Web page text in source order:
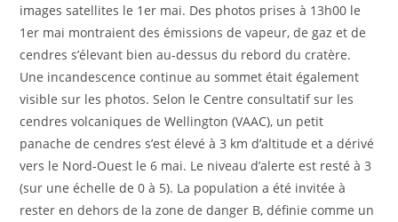
images satellites le 1er mai. Des photos prises à 13h00 le
1er mai montraient des émissions de vapeur, de gaz et de
cendres s’élevant bien au-dessus du rebord du cratère.
Une incandescence continue au sommet était également
visible sur les photos. Selon le Centre consultatif sur les
cendres volcaniques de Wellington (VAAC), un petit
panache de cendres s’est élevé à 3 km d’altitude et a dérivé
vers le Nord-Ouest le 6 mai. Le niveau d’alerte est resté à 3
(sur une échelle de 0 à 5). La population a été invitée à
rester en dehors de la zone de danger B, définie comme un